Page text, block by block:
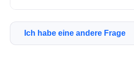
Ich habe eine andere Frage